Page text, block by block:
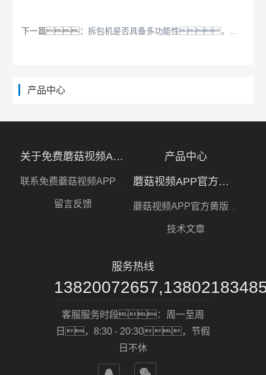
下一篇：拆包机是否具备多功能性，可用于拆除不同类型的包装？
产品中心
关于免费蘑菇视频APP下载
留言反馈
产品中心
蘑菇视频APP官方黄版下载
技术文章
服务热线
客服服务时段：周一至周
日，8:30 - 20:30，节假
日不休